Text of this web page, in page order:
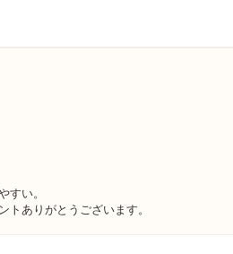
い。
ありがとうございます。